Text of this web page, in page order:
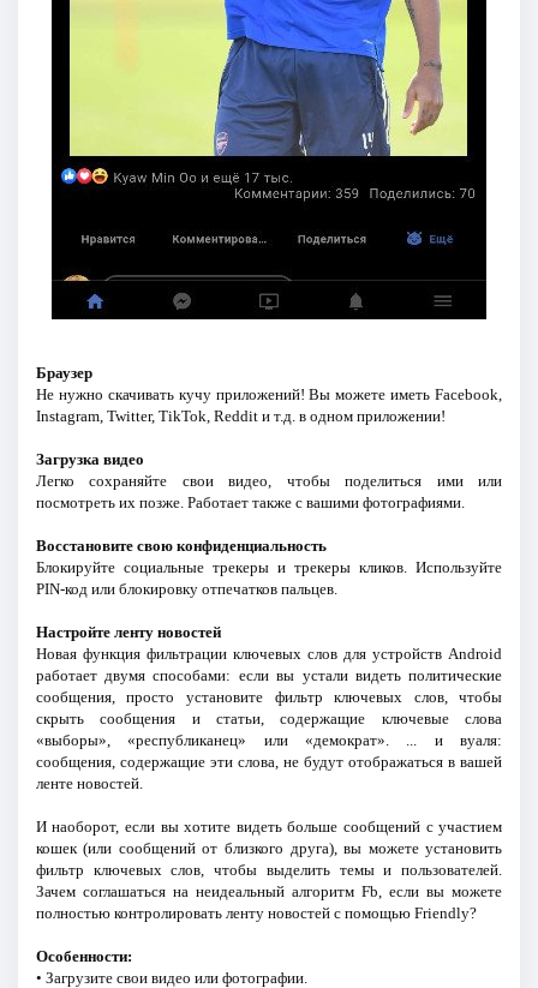
Браузер
Не нужно скачивать кучу приложений! Вы можете иметь Facebook,
Instagram, Twitter, TikTok, Reddit и т.д. в одном приложении!
Загрузка видео
Легко сохраняйте свои видео, чтобы поделиться ими или
посмотреть их позже. Работает также с вашими фотографиями.
Восстановите свою конфиденциальность
Блокируйте социальные трекеры и трекеры кликов. Используйте
PIN-код или блокировку отпечатков пальцев.
Настройте ленту новостей
Новая функция фильтрации ключевых слов для устройств Android
работает двумя способами: если вы устали видеть политические
сообщения, просто установите фильтр ключевых слов, чтобы
скрыть сообщения и статьи, содержащие ключевые слова
«выборы», «республиканец» или «демократ». ... и вуаля:
сообщения, содержащие эти слова, не будут отображаться в вашей
ленте новостей.
И наоборот, если вы хотите видеть больше сообщений с участием
кошек (или сообщений от близкого друга), вы можете установить
фильтр ключевых слов, чтобы выделить темы и пользователей.
Зачем соглашаться на неидеальный алгоритм Fb, если вы можете
полностью контролировать ленту новостей с помощью Friendly?
Особенности:
• Загрузите свои видео или фотографии.